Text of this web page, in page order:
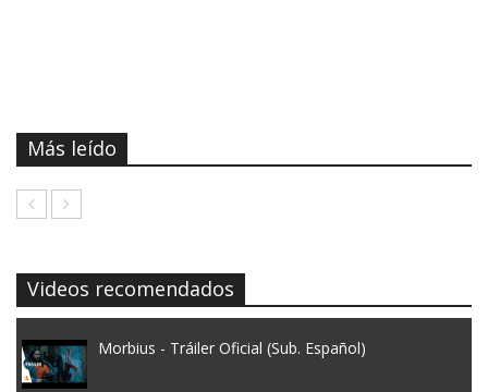
Más leído
Videos recomendados
Morbius - Tráiler Oficial (Sub. Español)